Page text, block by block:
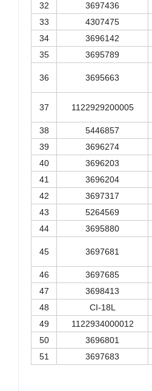
32
3697436
33
4307475
34
3696142
35
3695789
36 3695663
37 1122929200005
38
5446857
39
3696274
40
3696203
41
3696204
42
3697317
43
5264569
44
3695880
45 3697681
46
3697685
47
3698413
48
CI-18L
49
1122934000012
50
3696801
51
3697683